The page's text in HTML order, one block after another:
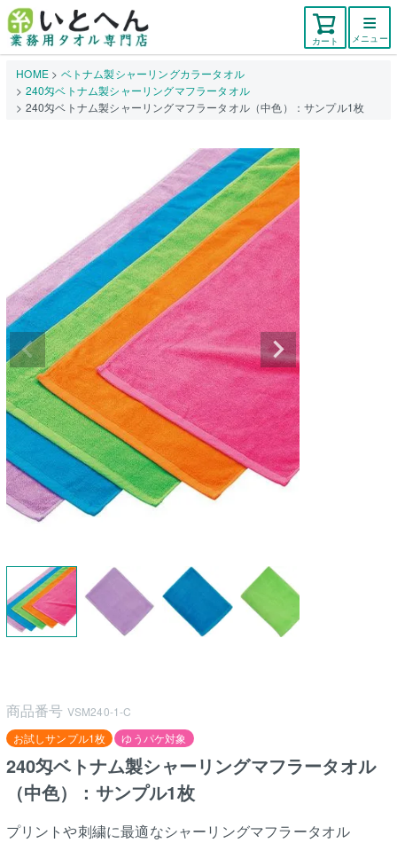
カート メニュー
HOME
ベトナム製シャーリングカラータオル
240匁ベトナム製シャーリングマフラータオル
240匁ベトナム製シャーリングマフラータオル（中色）：サンプル1枚
商品番号 VSM240-1-C
お試しサンプル1枚
ゆうパケ対象
240匁ベトナム製シャーリングマフラータオル
（中色）：サンプル1枚
プリントや刺繍に最適なシャーリングマフラータオル